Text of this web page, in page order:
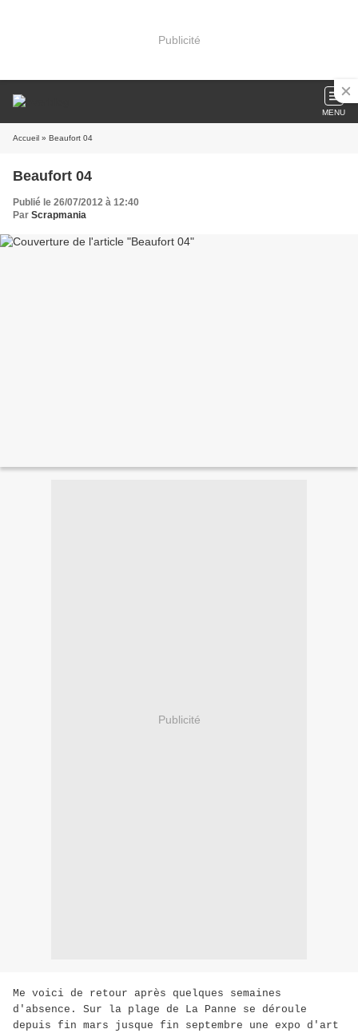
Publicité
MENU
Accueil » Beaufort 04
Beaufort 04
Publié le 26/07/2012 à 12:40
Par Scrapmania
Publicité
Me voici de retour après quelques semaines
d'absence. Sur la plage de La Panne se déroule
depuis fin mars jusque fin septembre une expo d'art